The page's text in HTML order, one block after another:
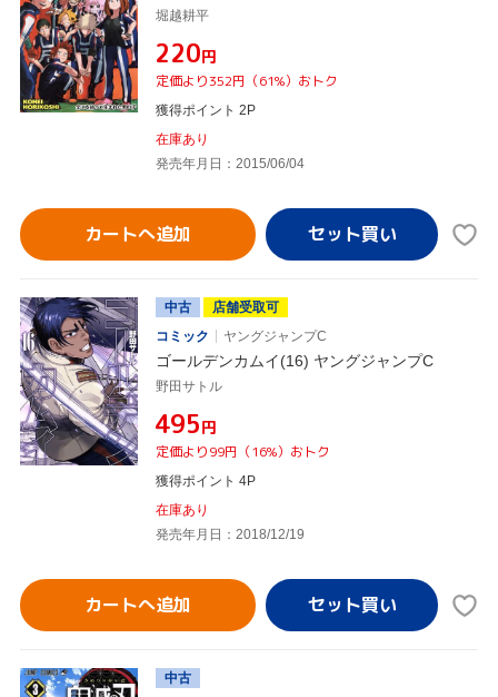
堀越耕平
¥220円
定価より352円（61%）おトク
獲得ポイント 2P
在庫あり
発売年月日：2015/06/04
カートへ追加
中古
店舗受取可
コミック
ヤングジャンプC
ゴールデンカムイ(16) ヤングジャンプC
野田サトル
¥495円
定価より99円（16%）おトク
獲得ポイント 4P
在庫あり
発売年月日：2018/12/19
カートへ追加
中古